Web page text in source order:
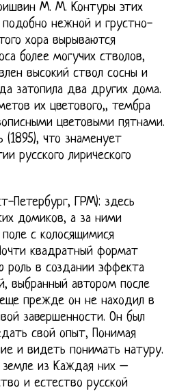
М. М. Контуры этих
подобно нежной и грустно-
хора вырываются
более могучих стволов,
высокий ствол сосны и
затопила два других дома.
их цветового,, тембра
цветовыми пятнами.
(1895), что знаменует
русского лирического
Петербург, ГРМ): здесь
домиков, а за ними
с колосящимися
квадратный формат
роль в создании эффекта
выбранный автором после
прежде он не находил в
завершенности. Он был
свой опыт, Понимая
и видеть понимать натуру.
из Каждая них –
и естество русской